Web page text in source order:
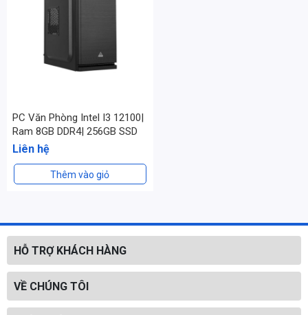
PC Văn Phòng Intel I3 12100|
Ram 8GB DDR4| 256GB SSD
Liên hệ
Thêm vào giỏ
HỖ TRỢ KHÁCH HÀNG
VỀ CHÚNG TÔI